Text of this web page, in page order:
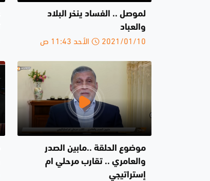
لموصل .. الفساد ينخر البلاد
والعباد
2021/01/10 الأحد 11:43 ص
موضوع الحلقة ..مابين الصدر
والعامري .. تقارب مرحلي ام
إستراتيجي